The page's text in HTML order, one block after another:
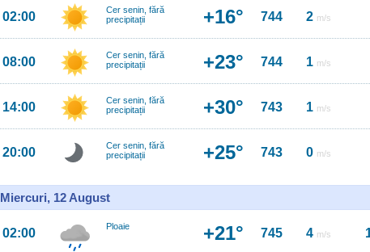
02:00
Cer senin, fără
precipitații
+16° 744 2 m/s
08:00
Cer senin, fără
precipitații
+23° 744 1 m/s
14:00
Cer senin, fără
precipitații
+30° 743 1 m/s
20:00
Cer senin, fără
precipitații
+25° 743 0 m/s
Miercuri, 12 August
02:00 Ploaie +21° 745 4 m/s